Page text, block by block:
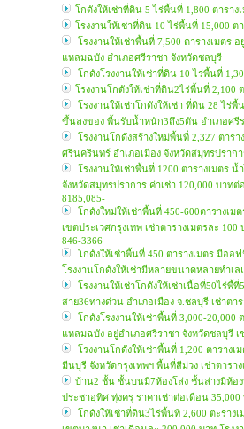
โกดังให้เช่าที่ดิน 5 ไร่พื้นที่ 1,800 ตารา
โรงงานให้เช่าที่ดิน 10 ไร่พื้นที่ 15,000 ต
โรงงานให้เช่าพื้นที่ 7,500 ตารางเมตร
แหลมฉบัง อำเภอศรีราชา จังหวัดชลบุรี
โกดังโรงงานให้เช่าที่ดิน 10 ไร่พื้นที่
โรงงานโกดังให้เช่าที่ดิน2ไร่พื้นที่
โรงงานให้เช่าโกดังให้เช่า ที่ดิน 28 ไร่
ขึ้นลงของ พื้นรับน้ำหนัก3ถึง5ตัน อำเภอศรีร
โรงงานโกดังสร้างใหม่พื้นที่ 2,327 ตา
ศรีนครินทร์ อำเภอเมือง จังหวัดสมุทรปราก
โรงงานให้เช่าพื้นที่ 1200 ตารางเมตร
จังหวัดสมุทรปราการ ค่าเช่า 120,000 บาท
8185,085-
โกดังใหม่ให้เช่าพื้นที่ 450-600ตารางเ
เขตประเวศกรุงเทพ เช่าตารางเมตรละ
846-3366
โกดังให้เช่าพื้นที่ 450 ตารางเมตร มีอ
โรงงานโกดังให้เช่ามีหลายขนาดหลายทำเ
โรงงานให้เช่าโกดังให้เช่าเนื้อที่50ไร่
สาย36ทางด่วน อำเภอเมือง จ.ชลบุรี เช่าต
โกดังโรงงานให้เช่าพื้นที่ 3,000-
แหลมฉบัง อยู่อำเภอศรีราชา จังหวัดชลบุรี
โรงงานโกดังให้เช่าพื้นที่ 1,200 ตาราง
มีนบุรี จังหวัดกรุงเทพฯ พื้นที่สีม่วง เช่าตาร
บ้าน2 ชั้น ชั้นบนมี7ห้องโล่ง ชั้นล่างมีห้อ
ประชาอุทิศ ทุ่งครุ ราคาเช่าต่อเดือน
โกดังให้เช่าที่ดิน3ไร่พื้นที่ 2,600 ตะรา